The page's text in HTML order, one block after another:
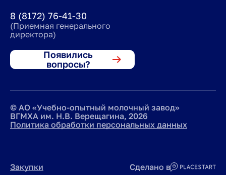
8 (8172) 76-41-30
(Приемная генерального
директора)
Появились
вопросы?
© АО «Учебно-опытный молочный завод»
ВГМХА им. Н.В. Верещагина, 2026
Политика обработки персональных данных
Закупки Сделано в